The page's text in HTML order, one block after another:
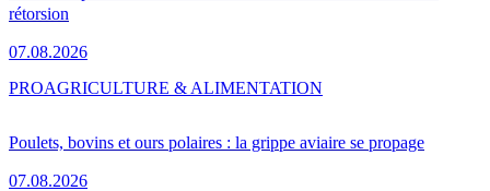
rétorsion
07.08.2026
Poulets, bovins et ours polaires : la grippe aviaire se propage
07.08.2026
PROAGRICULTURE & ALIMENTATION